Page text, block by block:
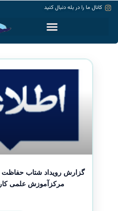
کانال ما را در بله دنبال کنید
گزارش رویداد شتاب حفاظت
مرکزآموزش علمی